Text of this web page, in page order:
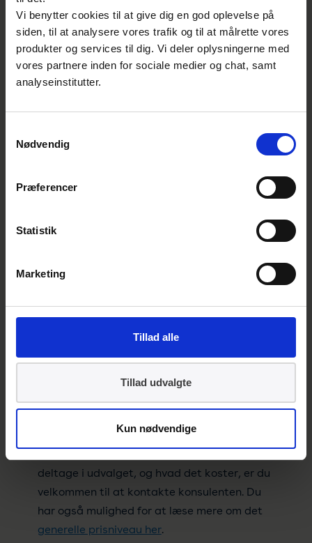
Vi benytter cookies til at give dig en god oplevelse på
siden, til at analysere vores trafik og til at målrette vores
produkter og services til dig. Vi deler oplysningerne med
vores partnere inden for sociale medier og chat, samt
analyseinstitutter.
Nødvendig
Præferencer
Statistik
Marketing
Tillad alle
Tillad udvalgte
Kun nødvendige
Målgruppe
Fabrikanter, industrielle brugere og
myndigheder.
deltage i udvalget, og hvad det koster, er du
velkommen til at kontakte konsulenten. Du
har også mulighed for at læse mere om det
generelle prisniveau her.